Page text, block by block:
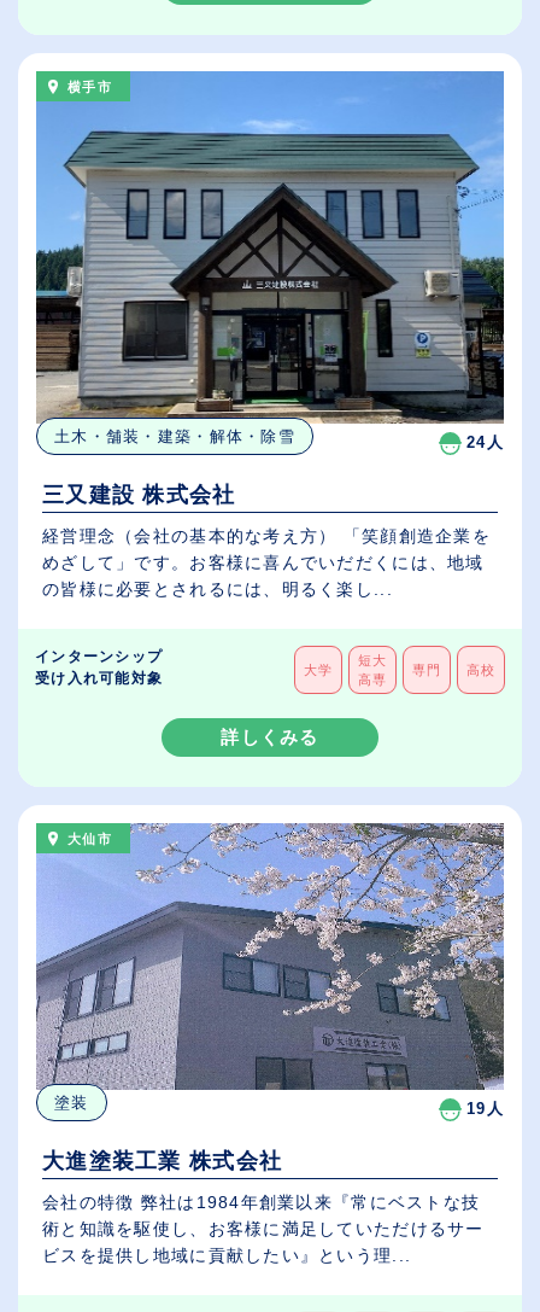
横手市
土木・舗装・建築・解体・除雪 24人
三又建設 株式会社
経営理念（会社の基本的な考え方） 「笑顔創造企業を
めざして」です。お客様に喜んでいだだくには、地域
の皆様に必要とされるには、明るく楽し...
インターンシップ
受け入れ可能対象
大学
短大
高専
専門 高校
詳しくみる
大仙市
塗装 19人
大進塗装工業 株式会社
会社の特徴 弊社は1984年創業以来『常にベストな技
術と知識を駆使し、お客様に満足していただけるサー
ビスを提供し地域に貢献したい』という理...